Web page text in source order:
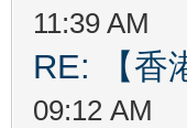
11:39 AM
RE: 【香
09:12 AM